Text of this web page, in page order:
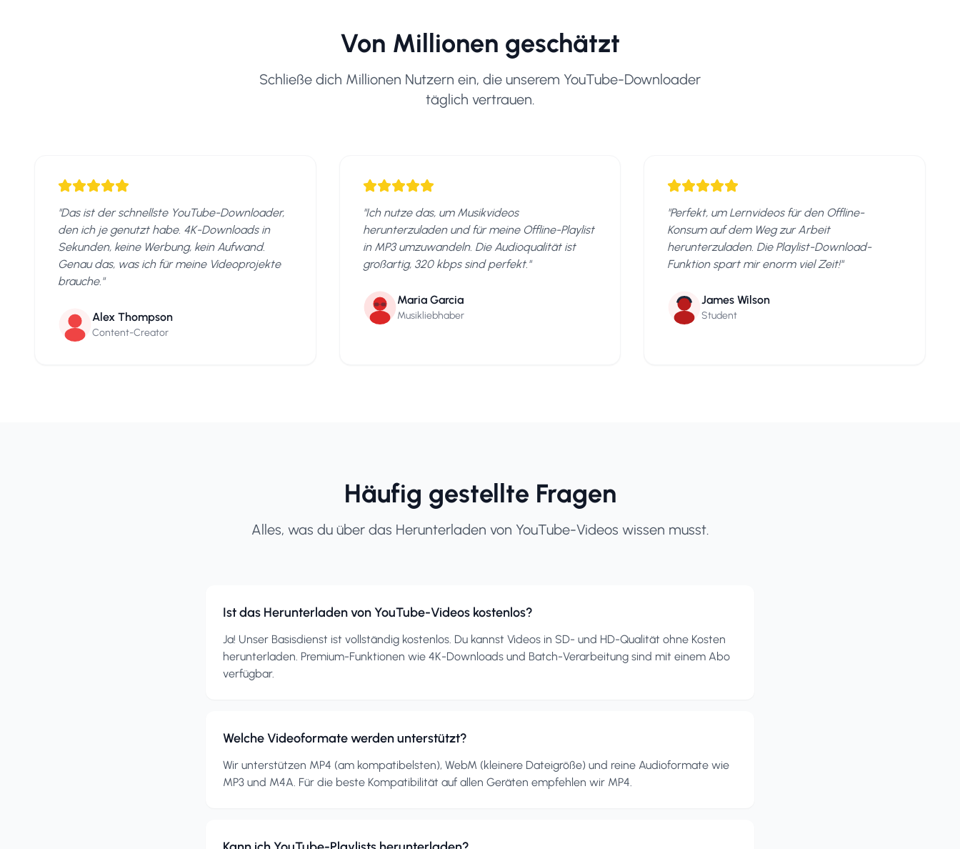
Von Millionen geschätzt
Schließe dich Millionen Nutzern ein, die unserem YouTube-Downloader
täglich vertrauen.
"Das ist der schnellste YouTube-Downloader,
den ich je genutzt habe. 4K-Downloads in
Sekunden, keine Werbung, kein Aufwand.
Genau das, was ich für meine Videoprojekte
brauche."
Alex Thompson
Content-Creator
"Ich nutze das, um Musikvideos
herunterzuladen und für meine Offline-Playlist
in MP3 umzuwandeln. Die Audioqualität ist
großartig, 320 kbps sind perfekt."
Maria Garcia
Musikliebhaber
"Perfekt, um Lernvideos für den Offline-
Konsum auf dem Weg zur Arbeit
herunterzuladen. Die Playlist-Download-
Funktion spart mir enorm viel Zeit!"
James Wilson
Student
Häufig gestellte Fragen
Alles, was du über das Herunterladen von YouTube-Videos wissen musst.
Ist das Herunterladen von YouTube-Videos kostenlos?
Ja! Unser Basisdienst ist vollständig kostenlos. Du kannst Videos in SD- und HD-Qualität ohne Kosten
herunterladen. Premium-Funktionen wie 4K-Downloads und Batch-Verarbeitung sind mit einem Abo
verfügbar.
Welche Videoformate werden unterstützt?
Wir unterstützen MP4 (am kompatibelsten), WebM (kleinere Dateigröße) und reine Audioformate wie
MP3 und M4A. Für die beste Kompatibilität auf allen Geräten empfehlen wir MP4.